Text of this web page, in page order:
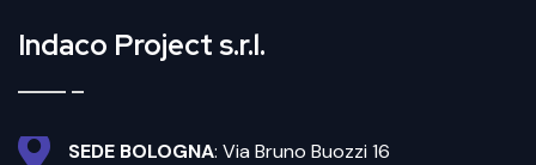
Indaco Project s.r.l.
SEDE BOLOGNA: Via Bruno Buozzi 16